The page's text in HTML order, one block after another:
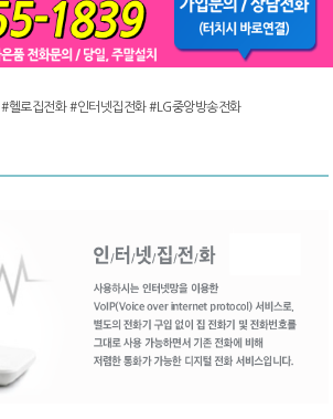
#헬로집전화 #인터넷집전화 #LG중앙방송전화